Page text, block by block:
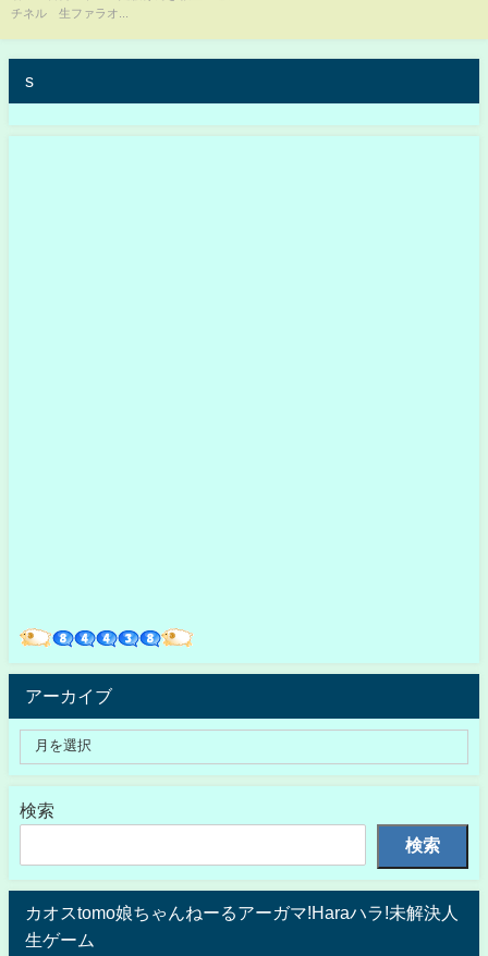
チネル 生ファラオ...
s
アーカイブ
検索
検索
カオスtomo娘ちゃんねーるアーガマ!Haraハラ!未解決人
生ゲーム